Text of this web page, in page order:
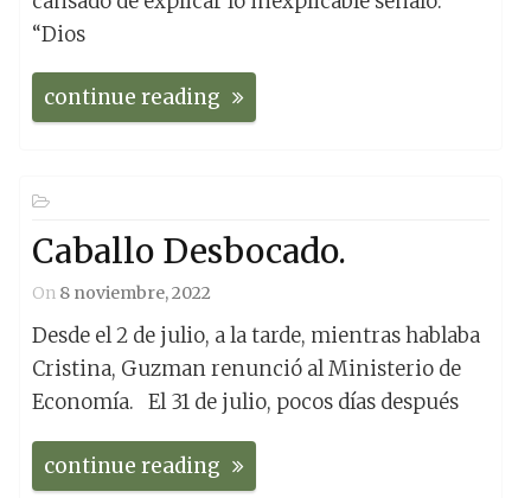
“Dios
continue reading
Caballo Desbocado.
On 8 noviembre, 2022
Desde el 2 de julio, a la tarde, mientras hablaba
Cristina, Guzman renunció al Ministerio de
Economía. El 31 de julio, pocos días después
continue reading